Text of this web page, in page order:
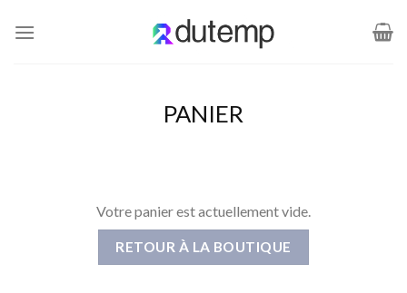
PANIER
Votre panier est actuellement vide.
RETOUR À LA BOUTIQUE